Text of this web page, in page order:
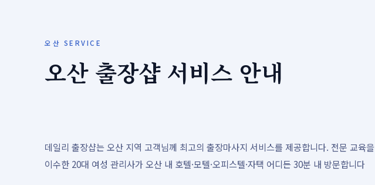
오산 SERVICE
오산 출장샵 서비스 안내
데일리 출장샵는 오산 지역 고객님께 최고의 출장마사지 서비스를 제공합니다. 전문 교육을
이수한 20대 여성 관리사가 오산 내 호텔·모텔·오피스텔·자택 어디든 30분 내 방문합니다